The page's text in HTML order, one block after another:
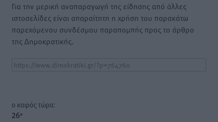
Για την μερική αναπαραγωγή της είδησης από άλλες
ιστοσελίδες είναι απαραίτητη η χρήση του παρακάτω
παρεχόμενου συνδέσμου παραπομπής προς το άρθρο
της Δημοκρατικής.
o καιρός τώρα:
26°